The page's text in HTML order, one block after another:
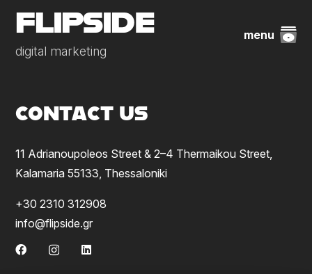
FLIPSIDE
digital marketing
menu
CONTACT US
11 Adrianoupoleos Street & 2–4 Thermaikou Street,
Kalamaria 55133, Thessaloniki
+30 2310 312908
info@flipside.gr